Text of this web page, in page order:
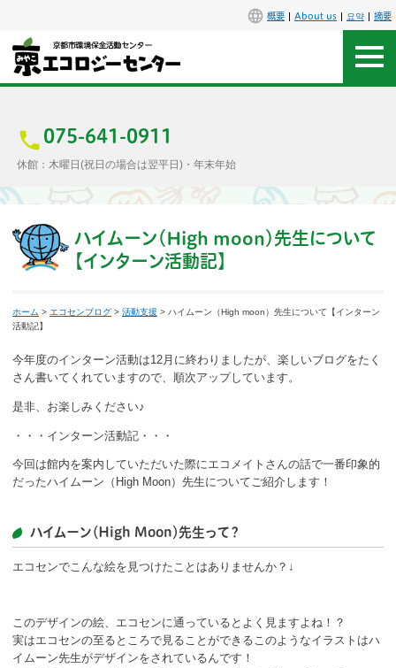
概要 About us 요약 摘要
075-641-0911
休館：木曜日(祝日の場合は翌平日)・年末年始
アクセス
施設案内
イベント
講座
ボランティア
活動支援
発行物
一般の方
学校関係の方
企業・環境団体の方
ハイムーン（High moon）先生について
【インターン活動記】
ホーム > エコセンブログ > 活動支援 > ハイムーン（High moon）先生について【インターン
活動記】
今年度のインターン活動は12月に終わりましたが、楽しいブログをたく
さん書いてくれていますので、順次アップしています。
是非、お楽しみください♪
・・・インターン活動記・・・
今回は館内を案内していただいた際にエコメイトさんの話で一番印象的
だったハイムーン（High Moon）先生についてご紹介します！
ハイムーン（High Moon）先生って？
エコセンでこんな絵を見つけたことはありませんか？↓
このデザインの絵、エコセンに通っているとよく見ますよね！？
実はエコセンの至るところで見ることができるこのようなイラストはハ
イムーン先生がデザインをされているんです！